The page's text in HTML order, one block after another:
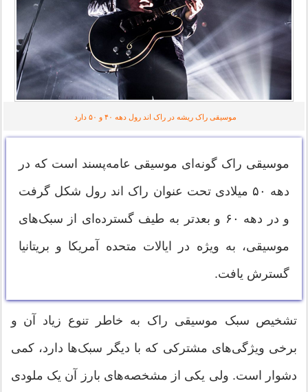
موسیقی راک ریشه در راک اند رول دهه ۴۰ و ۵۰ دارد
موسیقی راک گونه‌ای موسیقی عامه‌پسند است که در
دهه ۵۰ میلادی تحت عنوان راک اند رول شکل گرفت
و در دهه ۶۰ و بعدتر به طیف گسترده‌ای از سبک‌های
موسیقی، به ویژه در ایالات متحده آمریکا و بریتانیا
گسترش یافت.
تشخیص سبک موسیقی راک به خاطر تنوع زیاد آن و
برخی ویژگی‌های مشترکی که با دیگر سبک‌ها دارد، کمی
دشوار است. ولی یکی از مشخصه‌های بارز آن یک ملودی